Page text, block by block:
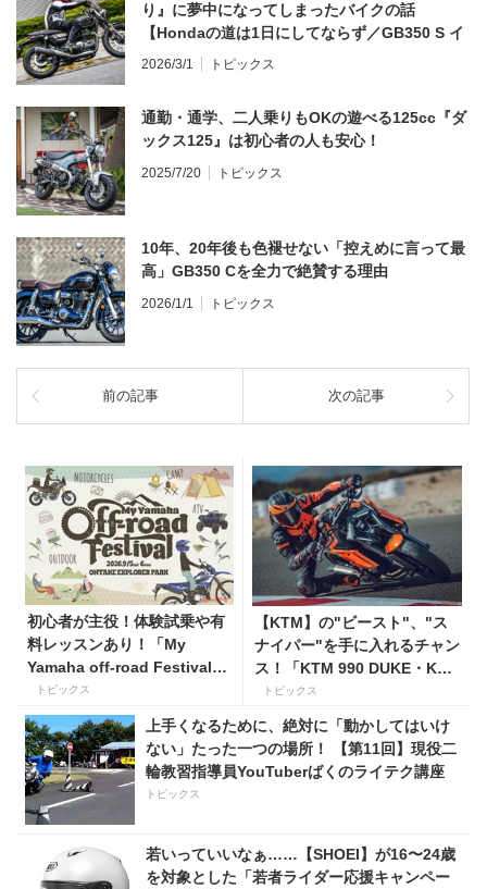
り』に夢中になってしまったバイクの話
【Hondaの道は1日にしてならず／GB350 S イ
ンプレ・レビュー 前編】
2026/3/1 トピックス
通勤・通学、二人乗りもOKの遊べる125cc『ダ
ックス125』は初心者の人も安心！
2025/7/20 トピックス
10年、20年後も色褪せない「控えめに言って最
高」GB350 Cを全力で絶賛する理由
2026/1/1 トピックス
前の記事 次の記事
初心者が主役！体験試乗や有
料レッスンあり！「My
Yamaha off-road Festival」
を9月5日・6日にオンタケエ
クスプローラーパークで実
施！
トピックス
【KTM】の"ビースト"、"ス
ナイパー"を手に入れるチャン
ス！「KTM 990 DUKE・KTM
1390 SUPER DUKE R EVO
購入サポートキャンペーン」
トピックス
上手くなるために、絶対に「動かしてはいけ
ない」たった一つの場所！ 【第11回】現役二
輪教習指導員YouTuberばくのライテク講座
トピックス
若いっていいなぁ……【SHOEI】が16〜24歳
を対象とした「若者ライダー応援キャンペー